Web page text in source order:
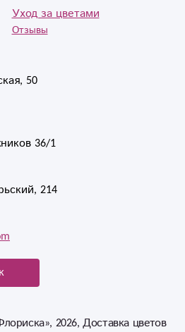
50
36/1
214
Уход за цветами
Отзывы
2026, Доставка цветов